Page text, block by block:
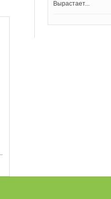
Вырастает...